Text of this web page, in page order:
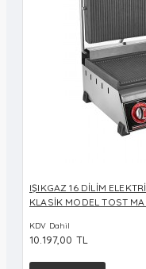
IŞIKGAZ 16 DİLİM
KLASİK MODEL TOST
KDV Dahil
10.197,00 TL